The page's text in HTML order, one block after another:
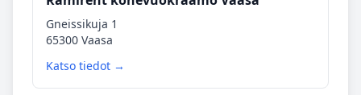
Gneissikuja 1
65300 Vaasa
Katso tiedot →